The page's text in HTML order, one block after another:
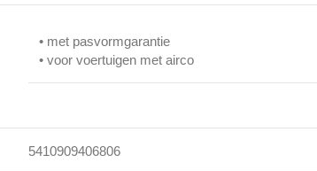
• met pasvormgarantie
• voor voertuigen met airco
5410909406806